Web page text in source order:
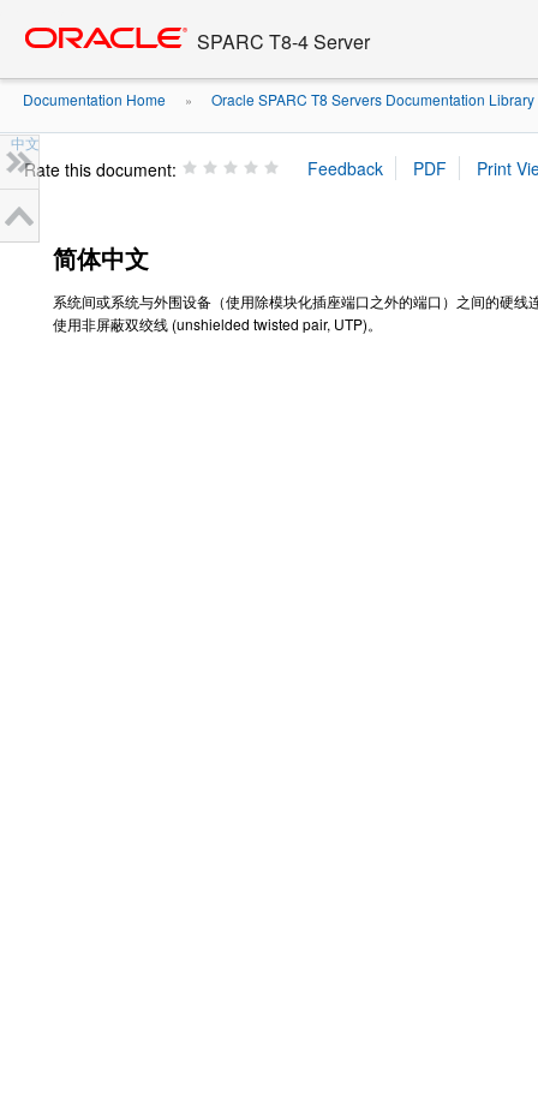
content
SPARC T8-4 Server
Documentation Home » Oracle SPARC T8 Servers Documentation Library
中文
Rate this document:
简体中文
系统间或系统与外围设备（使用除模块化插座端口之外的端口）之间的硬
使用非屏蔽双绞线 (unshielded twisted pair, UTP)。